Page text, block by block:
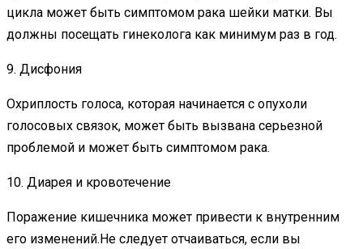
цикла может быть симптомом рака шейки матки. Вы
должны посещать гинеколога как минимум раз в год.
9. Дисфония
Охриплость голоса, которая начинается с опухоли
голосовых связок, может быть вызвана серьезной
проблемой и может быть симптомом рака.
10. Диарея и кровотечение
Поражение кишечника может привести к внутренним
его изменений.Не следует отчаиваться, если вы